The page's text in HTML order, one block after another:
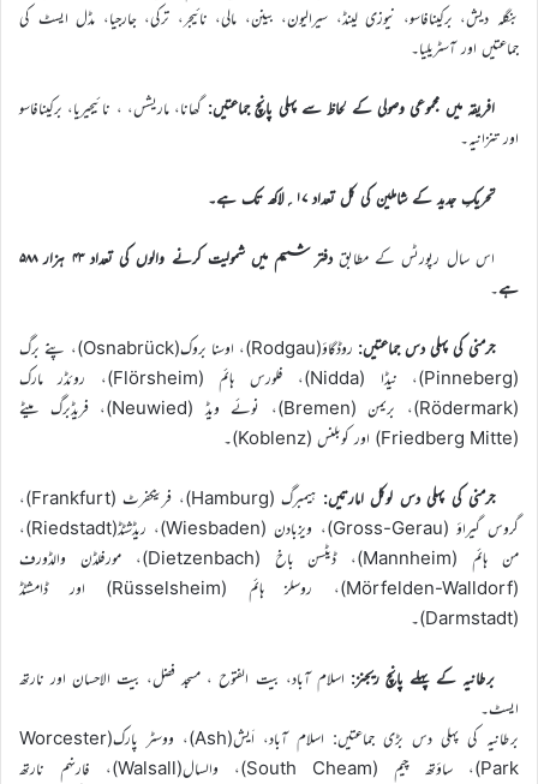
بنگلہ دیش، برکینافاسو، نیوزی لینڈ، سیرالیون، بینن، مالی، نائیجر، ترکی، جارجیا، مڈل ایسٹ کی
جماعتیں اور آسٹریلیا۔
افریقہ میں مجموعی وصولی کے لحاظ سے پہلی پانچ جماعتیں: گھانا، ماریشس، ، نائیجیریا، برکینافاسو
اور تنزانیہ۔
تحریکِ جدید کے شاملین کی کل تعداد ۱۷؍لاکھ تک ہے۔
اس سال رپورٹس کے مطابق
دفتر ششم میں شمولیت کرنے والوں کی تعداد ۴۳ ہزار ۵۸۸
ہے۔
جرمنی کی پہلی دس جماعتیں:
روڈگاؤ(Rodgau)، اوسنا بروک(Osnabrück)، پنےّ برگ
(Pinneberg)، نیڈا (Nidda)، فلورس ہائم (Flörsheim)، روئڈر مارک
(Rödermark)، بریمن (Bremen)، نوئے ویڈ (Neuwied)، فریڈبرگ میٹے
(Friedberg Mitte) اور کوبلنس (Koblenz)۔
جرمنی کی پہلی دس لوکل امارتیں:
ہیمبرگ (Hamburg)، فرینکفرٹ (Frankfurt)،
گروس گیراؤ (Gross-Gerau)، ویزبادن (Wiesbaden)، ریڈشٹڈ(Riedstadt)،
من ہائم (Mannheim)، ڈیٹسن باخ (Dietzenbach)، مورفلڈن والڈورف
(Mörfelden-Walldorf)، روسلز ہائم (Rüsselsheim) اور ڈامشٹڈ
(Darmstadt)۔
برطانیہ کے پہلے پانچ ریجنز: اسلام آباد، بیت الفتوح ، مسجد فضل، بیت الاحسان اور نارتھ
ایسٹ۔
برطانیہ کی پہلی دس بڑی جماعتیں: اسلام آباد، اَیش(Ash)، ووسٹر پارک(Worcester
Park)، ساؤتھ چیم (South Cheam)، والسال(Walsall)، فارنہم نارتھ